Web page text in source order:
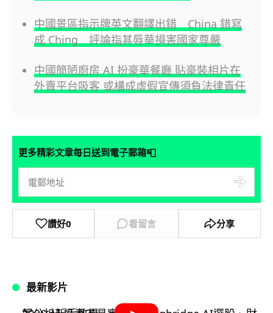
中國景區指示牌英文翻譯出錯 China 錯寫
成 Ching 評論指其辱華損害國家尊嚴
中國簡陋廚房 AI 扮豪華餐廳 貼豪裝相片在
外賣平台吸客 或構成虛假宣傳須負法律責任
更多精彩文章每日送到電子郵箱📮
讚好0 看留言 分享
最新影片